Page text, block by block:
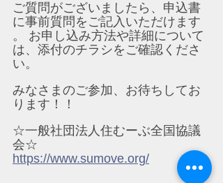
ご質問がございましたら、申込書
に事前質問をご記入いただけます
。 お申し込み方法や詳細について
は、添付のチラシをご確認くださ
い。
みなさまのご参加、お待ちしてお
ります！！
☆一般社団法人住むーぶ全国協議
会☆
https://www.sumove.org/